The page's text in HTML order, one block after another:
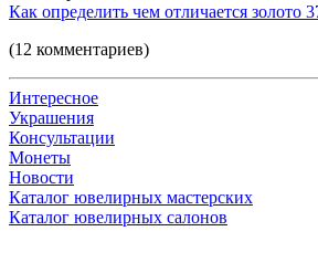
Как определить чем отличается золото
(12 комментариев)
Интересное
Украшения
Консультации
Монеты
Новости
Каталог ювелирных мастерских
Каталог ювелирных салонов